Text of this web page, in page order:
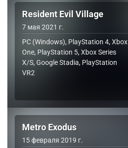
Resident Evil Village
7 мая 2021 г.
PC (Windows), PlayStation 4, Xbox
One, PlayStation 5, Xbox Series
X/S, Google Stadia, PlayStation
VR2
Metro Exodus
15 февраля 2019 г.